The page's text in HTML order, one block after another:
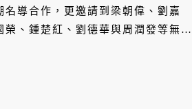
名導合作，更邀請到梁朝偉、劉嘉
榮、鍾楚紅、劉德華與周潤發等無數